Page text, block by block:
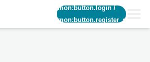
common:button.login/
common:button.register_short